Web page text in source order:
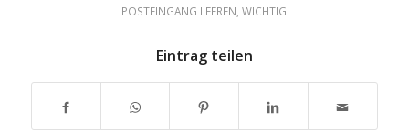
POSTEINGANG LEEREN ,WICHTIG
Eintrag teilen